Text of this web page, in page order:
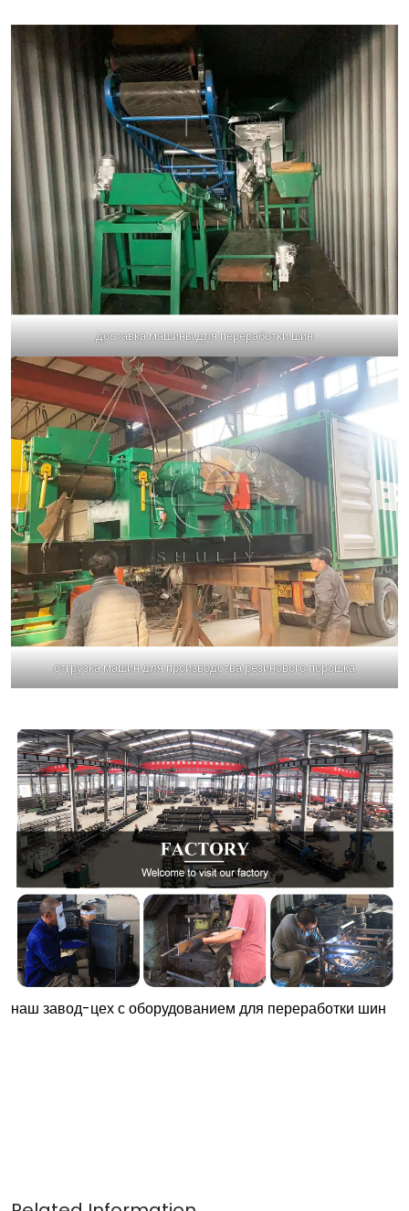
доставка машины для переработки шин
отгрузка машин для производства резинового порошка
наш завод-цех с оборудованием для переработки шин